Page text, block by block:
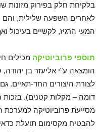
בלקיחת חלק בפירוק מזונות
לאחרים השפעה שלילית, והם
המעי הרגיז, לקשיים בעיכול
תוספי פרוביוטיקה מכילים
הומצאה ע"י אליעזר בן
לצורת היצורים החד-תאיים.
דומה – מקלות קטנים).
מסייעת פרוביוטיקה למערכת
להבטיח מקסימום תועלת